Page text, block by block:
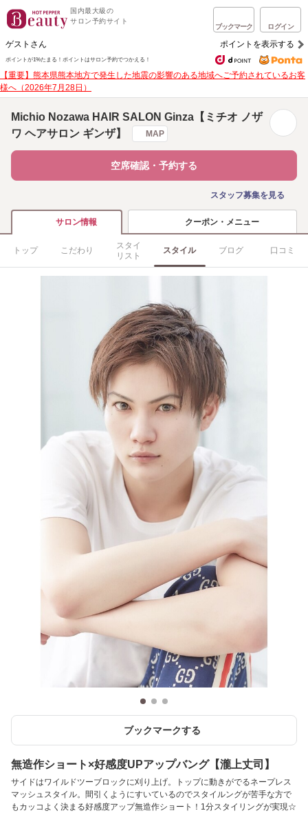
国内最大級の
サロン予約サイト
ブックマーク ログイン
ゲストさん ポイントを表示する
ポイントが1%たまる！ ポイントはサロン予約でつかえる！
【重要】熊本県熊本地方で発生した地震の影響のある地域へご予約されているお客
様へ（2026年7月28日）
Michio Nozawa HAIR SALON Ginza【ミチオ ノザ
ワ ヘアサロン ギンザ】
MAP
空席確認・予約する
スタッフ募集を見る
サロン情報 クーポン・メニュー
トップ こだわり
スタイ
リスト
スタイル ブログ 口コミ
ブックマークする
無造作ショート×好感度UPアップバング【瀧上丈司】
サイドはワイルドツーブロックに刈り上げ。トップに動きがでるネープレス
マッシュスタイル。間引くようにすいているのでスタイルングが苦手な方で
もカッコよく決まる好感度アップ無造作ショート！1分スタイリングが実現☆